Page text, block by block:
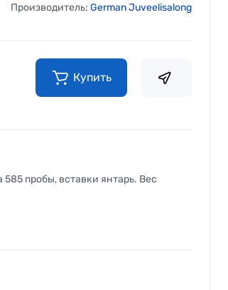
Производитель: German Juveelisalong
Купить
585 пробы, вставки янтарь. Вес